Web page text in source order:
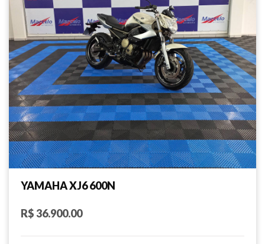
YAMAHA XJ6 600N
R$ 36.900.00